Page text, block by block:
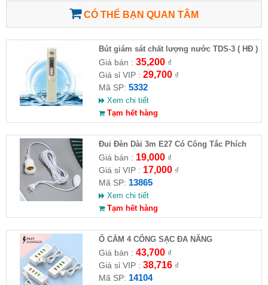
CÓ THỂ BẠN QUAN TÂM
Bút giám sát chất lượng nước TDS-3 ( HĐ )
Giá bán : 35,200₫
Giá sỉ VIP : 29,700₫
Mã SP: 5332
Xem chi tiết
Tạm hết hàng
Đui Đèn Dài 3m E27 Có Công Tắc Phích
Cắm ( Độ dài thực tế từ 2.2m)
Giá bán : 19,000₫
Giá sỉ VIP : 17,000₫
Mã SP: 13865
Xem chi tiết
Tạm hết hàng
Ổ CẮM 4 CỔNG SẠC ĐA NĂNG
Giá bán : 43,700₫
Giá sỉ VIP : 38,716₫
Mã SP: 14104